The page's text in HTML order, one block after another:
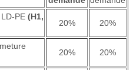
PE (H1,
20% 20%
20% 20%